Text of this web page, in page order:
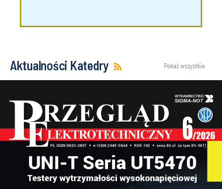
Aktualności Katedry Pokaż wszystkie